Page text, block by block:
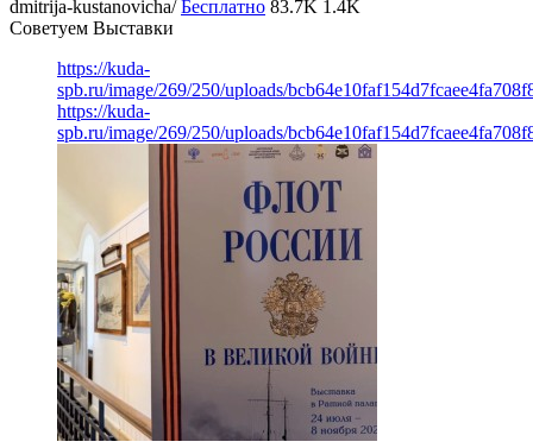
dmitrija-kustanovicha/ Бесплатно 83.7K 1.4K
Советуем Выставки
https://kuda-
spb.ru/image/269/250/uploads/
https://kuda-
spb.ru/image/269/250/uploads/